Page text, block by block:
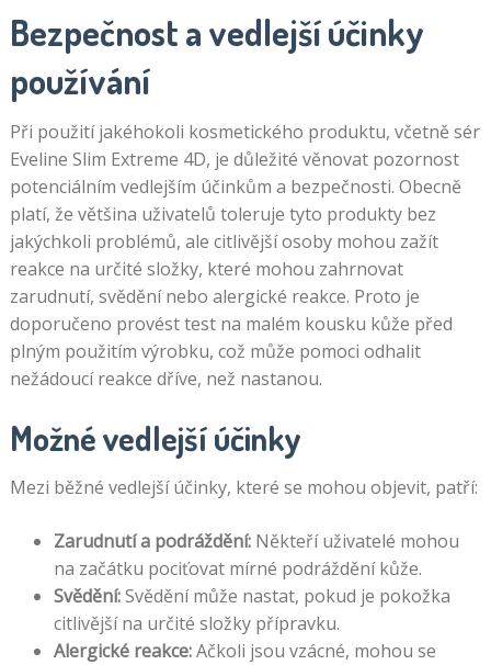
Bezpečnost a vedlejší účinky
používání
Při použití jakéhokoli kosmetického produktu, včetně sér
Eveline Slim Extreme 4D, je důležité věnovat pozornost
potenciálním vedlejším účinkům a bezpečnosti. Obecně
platí, že většina uživatelů toleruje tyto produkty bez
jakýchkoli problémů, ale citlivější osoby mohou zažít
reakce na určité složky, které mohou zahrnovat
zarudnutí, svědění nebo alergické reakce. Proto je
doporučeno provést test na malém kousku kůže před
plným použitím výrobku, což může pomoci odhalit
nežádoucí reakce dříve, než nastanou.
Možné vedlejší účinky
Mezi běžné vedlejší účinky, které se mohou objevit, patří:
Zarudnutí a podráždění:Někteří uživatelé mohou
na začátku pociťovat mírné podráždění kůže.
Svědění:Svědění může nastat, pokud je pokožka
citlivější na určité složky přípravku.
Alergické reakce:Ačkoli jsou vzácné, mohou se